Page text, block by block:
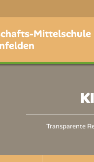
Mittelschule
Transparente